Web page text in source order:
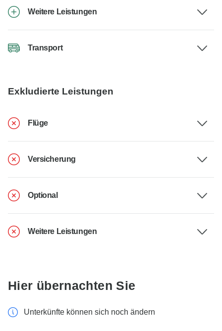
Weitere Leistungen
Transport
Exkludierte Leistungen
Flüge
Versicherung
Optional
Weitere Leistungen
Hier übernachten Sie
Unterkünfte können sich noch ändern